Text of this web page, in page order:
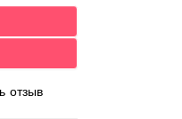
отзыв